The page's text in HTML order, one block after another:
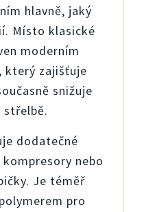
hlavně, jaký
Místo klasické
en moderním
, který zajišťuje
oučasně snižuje
střelbě.
dodatečné
kompresory nebo
y. Je téměř
pro